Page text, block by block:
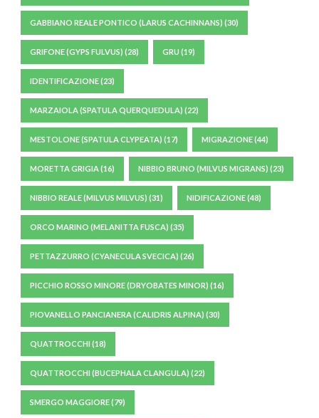
GABBIANO REALE PONTICO (LARUS CACHINNANS) (30)
GRIFONE (GYPS FULVUS) (28) GRU (19)
IDENTIFICAZIONE(23)
MARZAIOLA (SPATULA QUERQUEDULA) (22)
MESTOLONE (SPATULA CLYPEATA) (17) MIGRAZIONE(44)
MORETTA GRIGIA(16) NIBBIO BRUNO (MILVUS MIGRANS) (23)
NIBBIO REALE (MILVUS MILVUS) (31) NIDIFICAZIONE(48)
ORCO MARINO (MELANITTA FUSCA) (35)
PETTAZZURRO (CYANECULA SVECICA) (26)
PICCHIO ROSSO MINORE (DRYOBATES MINOR) (16)
PIOVANELLO PANCIANERA (CALIDRIS ALPINA) (30)
QUATTROCCHI (18)
QUATTROCCHI (BUCEPHALA CLANGULA) (22)
SMERGO MAGGIORE(79)